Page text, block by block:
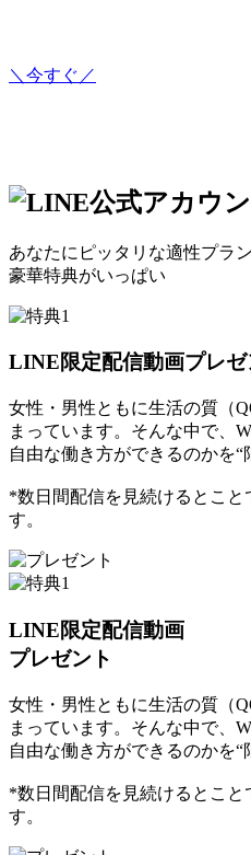
＼今すぐ／
あなたにピッタリな適性プラ
豪華特典がいっぱい
LINE限定配信動画プレゼ
女性・男性ともに生活の質（
まっています。そんな中で、
自由な働き方ができるのかを“
*数日間配信を見続けるとこと
す。
LINE限定配信動画
プレゼント
女性・男性ともに生活の質（
まっています。そんな中で、
自由な働き方ができるのかを“
*数日間配信を見続けるとこと
す。